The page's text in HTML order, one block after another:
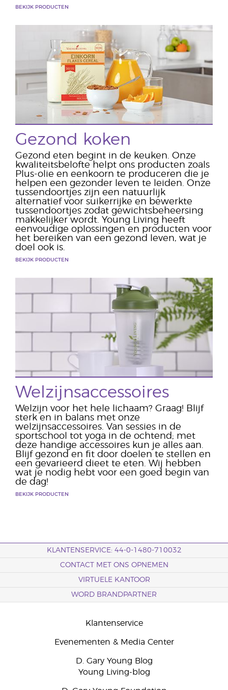
BEKIJK PRODUCTEN
Gezond koken
Gezond eten begint in de keuken. Onze
kwaliteitsbelofte helpt ons producten zoals
Plus-olie en eenkoorn te produceren die je
helpen een gezonder leven te leiden. Onze
tussendoortjes zijn een natuurlijk
alternatief voor suikerrijke en bewerkte
tussendoortjes zodat gewichtsbeheersing
makkelijker wordt. Young Living heeft
eenvoudige oplossingen en producten voor
het bereiken van een gezond leven, wat je
doel ook is.
BEKIJK PRODUCTEN
Welzijnsaccessoires
Welzijn voor het hele lichaam? Graag! Blijf
sterk en in balans met onze
welzijnsaccessoires. Van sessies in de
sportschool tot yoga in de ochtend; met
deze handige accessoires kun je alles aan.
Blijf gezond en fit door doelen te stellen en
een gevarieerd dieet te eten. Wij hebben
wat je nodig hebt voor een goed begin van
de dag!
BEKIJK PRODUCTEN
KLANTENSERVICE: 44-0-1480-710032
CONTACT MET ONS OPNEMEN
VIRTUELE KANTOOR
WORD BRANDPARTNER
Klantenservice
Evenementen & Media Center
D. Gary Young Blog
Young Living-blog